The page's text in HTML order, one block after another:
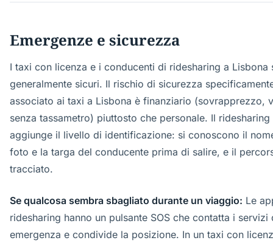
Emergenze e sicurezza
I taxi con licenza e i conducenti di ridesharing a Lisbona
generalmente sicuri. Il rischio di sicurezza
associato ai taxi a Lisbona è finanziario (sovrapprezzo,
senza tassametro) piuttosto che personale. Il ridesharing
aggiunge il livello di identificazione: si conoscono il
foto e la targa del conducente prima di salire, e il
tracciato.
Se qualcosa sembra sbagliato durante un viaggio: Le
ridesharing hanno un pulsante SOS che contatta i servizi
emergenza e condivide la posizione. In un taxi con